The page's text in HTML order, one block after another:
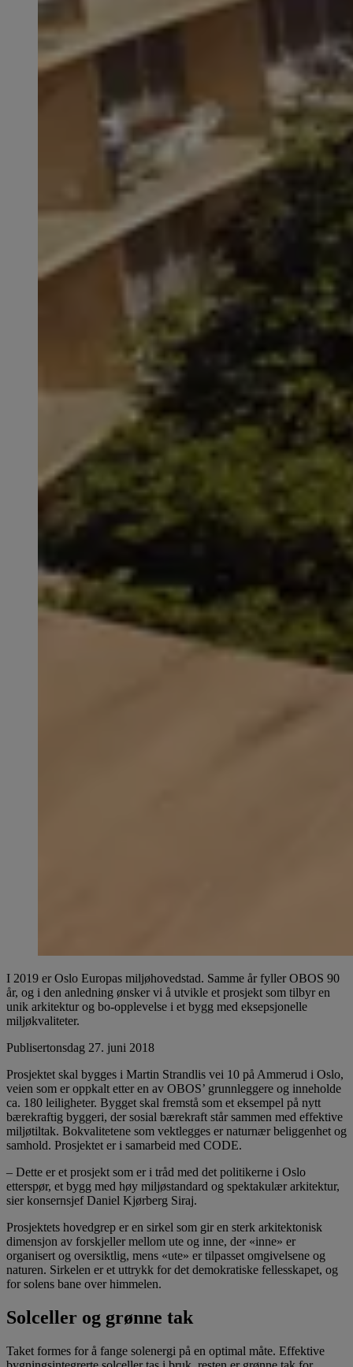
I 2019 er Oslo Europas miljøhovedstad. Samme år fyller OBOS 90
år, og i den anledning ønsker vi å utvikle et prosjekt som tilbyr en
unik arkitektur og bo-opplevelse i et bygg med eksepsjonelle
miljøkvaliteter.
Publisertonsdag 27. juni 2018
Prosjektet skal bygges i Martin Strandlis vei 10 på Ammerud i Oslo,
veien som er oppkalt etter en av OBOS’ grunnleggere og inneholde
ca. 180 leiligheter. Bygget skal fremstå som et eksempel på nytt
bærekraftig byggeri, der sosial bærekraft står sammen med effektive
miljøtiltak. Bokvalitetene som vektlegges er naturnær beliggenhet og
samhold. Prosjektet er i samarbeid med CODE.
– Dette er et prosjekt som er i tråd med det politikerne i Oslo
etterspør, et bygg med høy miljøstandard og spektakulær arkitektur,
sier konsernsjef Daniel Kjørberg Siraj.
Prosjektets hovedgrep er en sirkel som gir en sterk arkitektonisk
dimensjon av forskjeller mellom ute og inne, der «inne» er
organisert og oversiktlig, mens «ute» er tilpasset omgivelsene og
naturen. Sirkelen er et uttrykk for det demokratiske fellesskapet, og
for solens bane over himmelen.
Solceller og grønne tak
Taket formes for å fange solenergi på en optimal måte. Effektive